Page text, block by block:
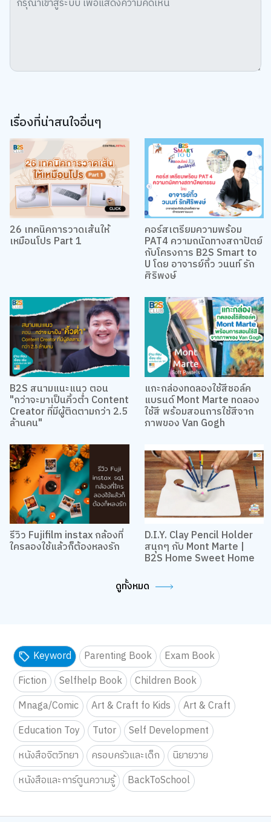
เรื่องที่น่าสนใจอื่นๆ
26 เทคนิคการวาดเส้นให้
เหมือนโปร Part 1
คอร์สเตรียมความพร้อม
PAT4 ความถนัดทางสถาปัตย์
กับโครงการ B2S Smart to
U โดย อาจารย์กิ้ว วนนท์ รัก
ศิริพงษ์
B2S สนามแนะแนว ตอน
"กว่าจะมาเป็นคิ้วต่ำ Content
Creator ที่มีผู้ติดตามกว่า 2.5
ล้านคน"
แกะกล่องทดลองใช้สีชอล์ค
แบรนด์ Mont Marte ทดลอง
ใช้สี พร้อมสอนการใช้สีจาก
ภาพของ Van Gogh
รีวิว Fujifilm instax กล้องที่
ใครลองใช้แล้วก็ต้องหลงรัก
D.I.Y. Clay Pencil Holder
สนุกๆ กับ Mont Marte |
B2S Home Sweet Home
ดูทั้งหมด
Keyword Parenting Book
Exam Book
Fiction
Selfhelp Book
Children Book
Mnaga/Comic
Art & Craft fo Kids
Art & Craft
Education Toy
Tutor
Self Development
หนังสือจิตวิทยา
ครอบครัวและเด็ก
นิยายวาย
หนังสือและการ์ตูนความรู้
BackToSchool